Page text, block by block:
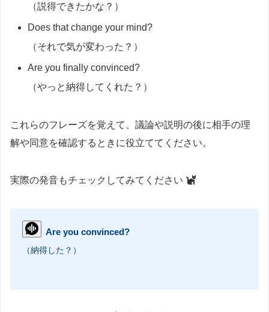
（説得できたかな？）
Does that change your mind?
（それで気が変わった？）
Are you finally convinced?
（やっと納得してくれた？）
これらのフレーズを覚えて、議論や説明の後に相手の理
解や同意を確認するときに役立ててください。
実際の発音もチェックしてみてください
Are you convinced?
（納得した？）